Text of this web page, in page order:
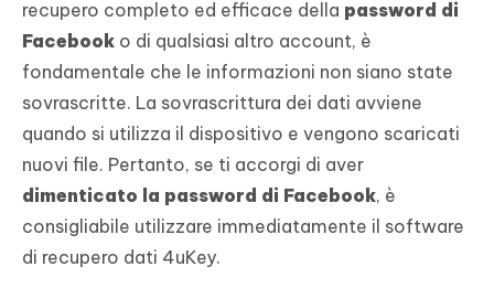
recupero completo ed efficace della password di
Facebook o di qualsiasi altro account, è
fondamentale che le informazioni non siano state
sovrascritte. La sovrascrittura dei dati avviene
quando si utilizza il dispositivo e vengono scaricati
nuovi file. Pertanto, se ti accorgi di aver
dimenticato la password di Facebook, è
consigliabile utilizzare immediatamente il software
di recupero dati 4uKey.